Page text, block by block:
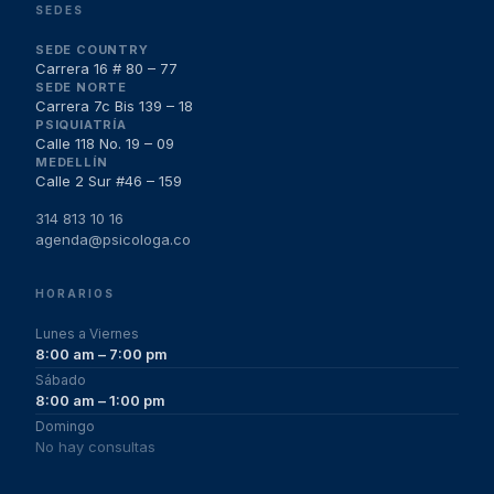
SEDES
SEDE COUNTRY
Carrera 16 # 80 – 77
SEDE NORTE
Carrera 7c Bis 139 – 18
PSIQUIATRÍA
Calle 118 No. 19 – 09
MEDELLÍN
Calle 2 Sur #46 – 159
314 813 10 16
agenda@psicologa.co
HORARIOS
Lunes a Viernes
8:00 am – 7:00 pm
Sábado
8:00 am – 1:00 pm
Domingo
No hay consultas